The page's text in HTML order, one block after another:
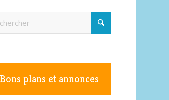
Bons plans et annonces